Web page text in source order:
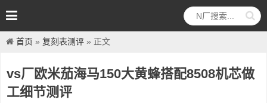
首页 » 复刻表测评 » 正文
vs厂欧米茄海马150大黄蜂搭配8508机芯做
工细节测评